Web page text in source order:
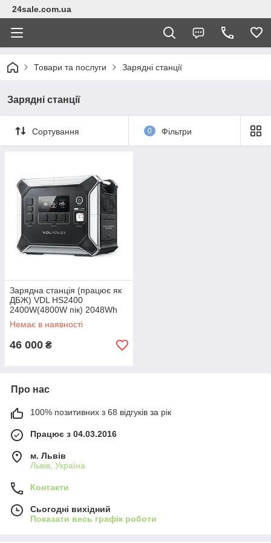
24sale.com.ua
Товари та послуги Зарядні станції
Зарядні станції
Сортування 0 Фільтри
Зарядна станція (працює як
ДБЖ) VDL HS2400
2400W(4800W пік) 2048Wh
LiFePO4 Швидка зарядка 1.8
години
Немає в наявності
46 000 ₴
Про нас
100% позитивних з 68 відгуків за рік
Працює з 04.03.2016
м. Львів
Львів, Україна
Контакти
Сьогодні вихідний
Показати весь графік роботи